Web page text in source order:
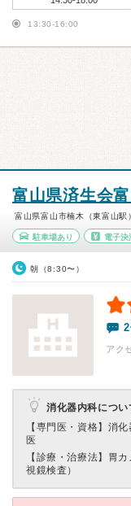
13:30-16:00
富山県済生会
富山県富山市楠木（東富山駅
駐車場あり 電子決
朝（8:30〜）
アク
消化器内科につい
【専門医・資格】 消化
医
【診療・治療法】 胃
視鏡検査）